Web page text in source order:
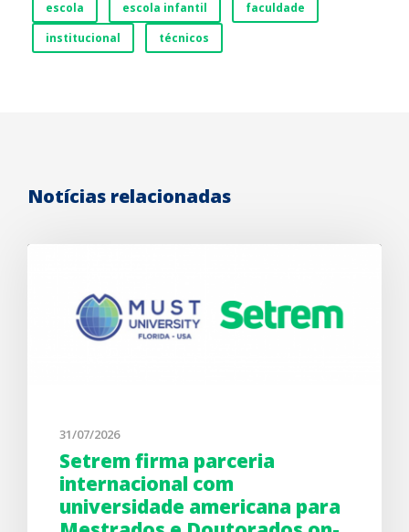
escola escola infantil
faculdade
institucional
técnicos
Notícias relacionadas
31/07/2026
Setrem firma parceria
internacional com
universidade americana para